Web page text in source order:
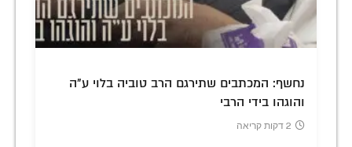
נחשף: המכתבים שתירגם הרב טוביה בלוי ע"ה
והוגהו בידי הרבי
2 דקות קריאה